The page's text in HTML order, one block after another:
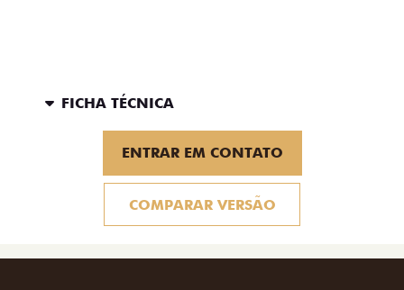
FICHA TÉCNICA
ENTRAR EM CONTATO
COMPARAR VERSÃO